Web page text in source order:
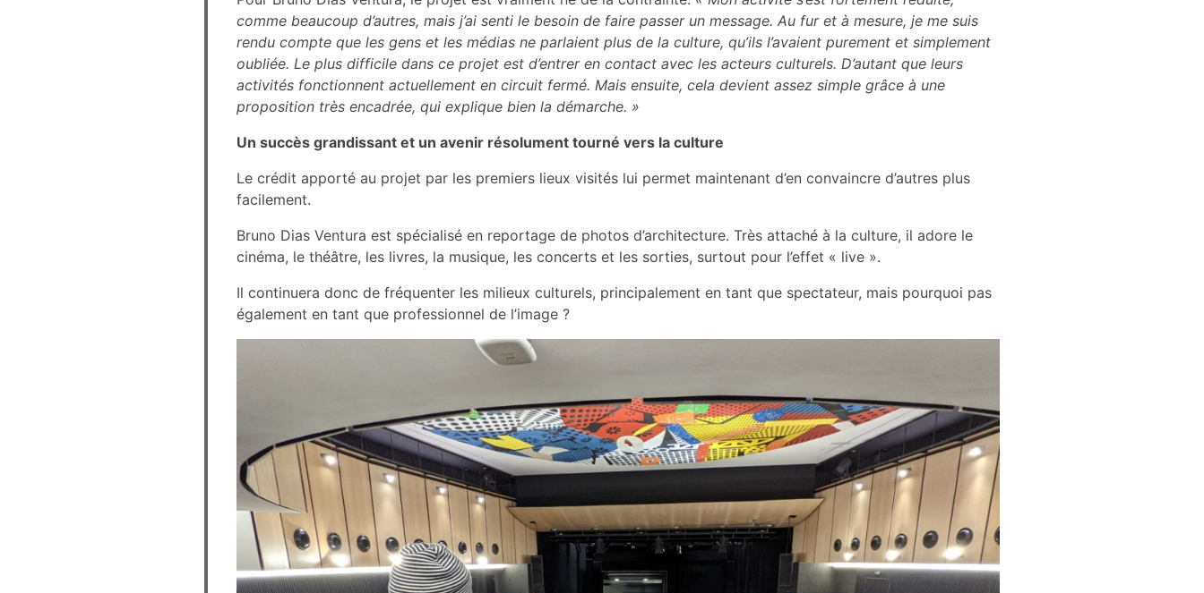
comme beaucoup d’autres, mais j’ai senti le besoin de faire passer un message. Au fur et à mesure, je me suis
rendu compte que les gens et les médias ne parlaient plus de la culture, qu’ils l’avaient purement et simplement
oubliée. Le plus difficile dans ce projet est d’entrer en contact avec les acteurs culturels. D’autant que leurs
activités fonctionnent actuellement en circuit fermé. Mais ensuite, cela devient assez simple grâce à une
proposition très encadrée, qui explique bien la démarche. »
Un succès grandissant et un avenir résolument tourné vers la culture
Le crédit apporté au projet par les premiers lieux visités lui permet maintenant d’en convaincre d’autres plus
facilement.
Bruno Dias Ventura est spécialisé en reportage de photos d’architecture. Très attaché à la culture, il adore le
cinéma, le théâtre, les livres, la musique, les concerts et les sorties, surtout pour l’effet « live ».
Il continuera donc de fréquenter les milieux culturels, principalement en tant que spectateur, mais pourquoi pas
également en tant que professionnel de l’image ?